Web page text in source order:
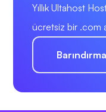
Yıllık Ultahost
ücretsiz bir .com